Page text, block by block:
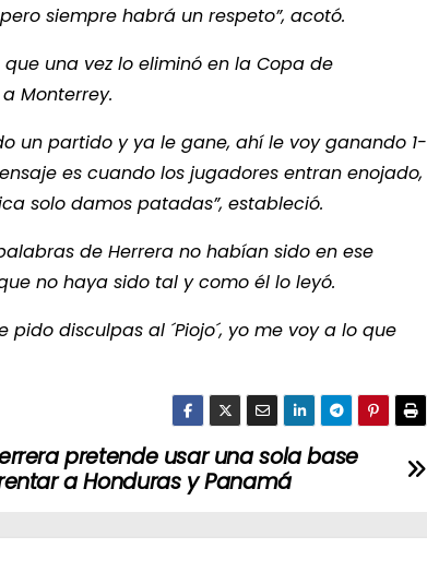
siempre habrá un respeto”, acotó.
una vez lo eliminó en la Copa de
Monterrey.
un partido y ya le gane, ahí le voy ganando 1-
es cuando los jugadores entran enojado,
solo damos patadas”, estableció.
de Herrera no habían sido en ese
no haya sido tal y como él lo leyó.
disculpas al ´Piojo´, yo me voy a lo que
pretende usar una sola base
a Honduras y Panamá